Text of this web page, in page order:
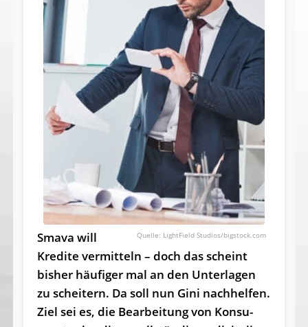
LightField Studios/bigstock.com
Smava will
Kredite vermitteln – doch das scheint
bisher häufiger mal an den Unterlagen
zu scheitern. Da soll nun Gini nachhelfen.
Ziel sei es, die Be­ar­bei­tung von Kon­su­